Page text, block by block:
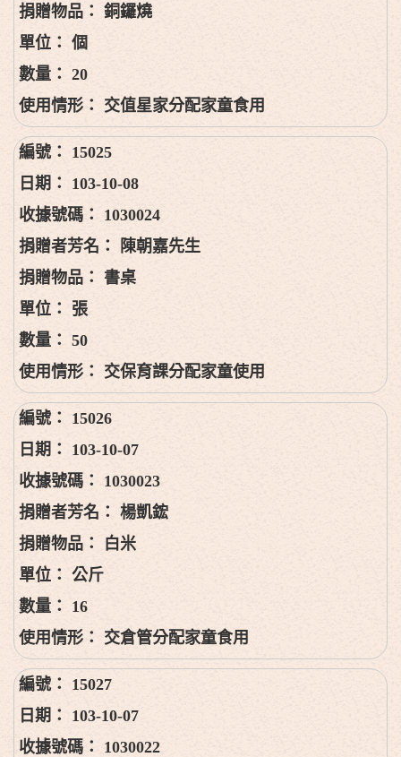
銅鑼燒
個
20
交值星家分配家童食用
15025
103-10-08
1030024
陳朝嘉先生
書桌
張
50
交保育課分配家童使用
15026
103-10-07
1030023
楊凱鋐
白米
公斤
16
交倉管分配家童食用
15027
103-10-07
1030022